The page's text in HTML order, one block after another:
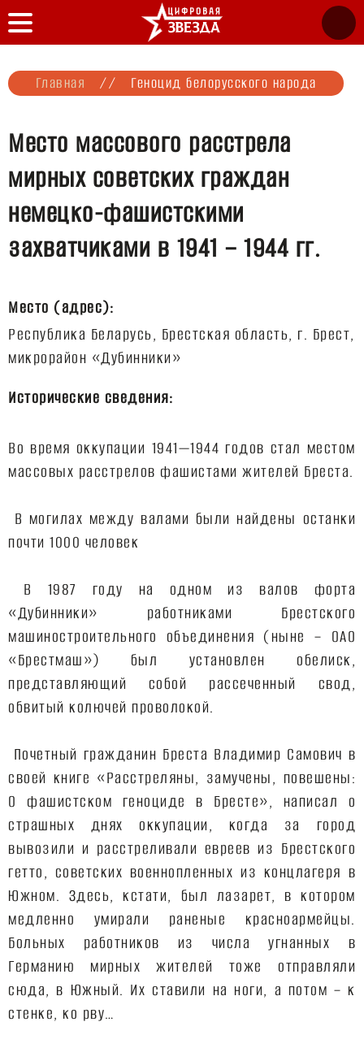
Главная // Геноцид белорусского народа
Место массового расстрела
мирных советских граждан
немецко-фашистскими
захватчиками в 1941 – 1944 гг.
Место (адрес):
Республика Беларусь, Брестская область, г. Брест,
Исторические сведения:
Во время оккупации 1941—1944 годов стал местом
массовых расстрелов фашистами жителей Бреста.
В могилах между валами были найдены останки
почти 1000 человек
В 1987 году на одном из валов форта
«Дубинники» работниками Брестского
машиностроительного объединения (ныне – ОАО
«Брестмаш») был установлен обелиск,
представляющий собой рассеченный свод,
обвитый колючей проволокой.
Почетный гражданин Бреста Владимир Самович в
своей книге «Расстреляны, замучены, повешены:
О фашистском геноциде в Бресте», написал о
страшных днях оккупации, когда за город
вывозили и расстреливали евреев из Брестского
гетто, советских военнопленных из концлагеря в
Южном. Здесь, кстати, был лазарет, в котором
медленно умирали раненые красноармейцы.
Больных работников из числа угнанных в
Германию мирных жителей тоже отправляли
сюда, в Южный. Их ставили на ноги, а потом – к
стенке, ко рву…